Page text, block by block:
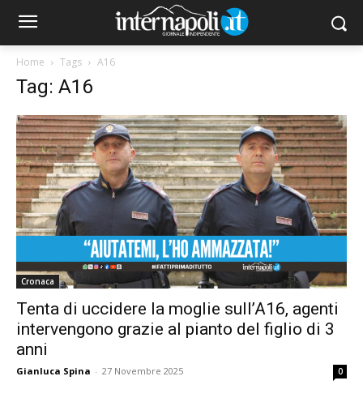
Home Tags A16
Tag: A16
Cronaca
Tenta di uccidere la moglie sull’A16, agenti
intervengono grazie al pianto del figlio di 3
anni
Gianluca Spina - 27 Novembre 2025 0